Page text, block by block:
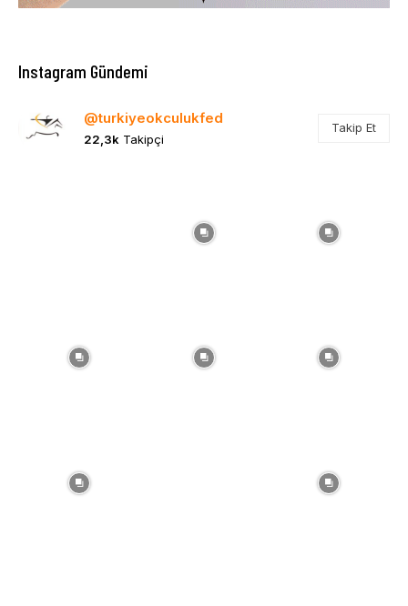
Instagram Gündemi
@turkiyeokculukfed
22,3k Takipçi
Takip Et